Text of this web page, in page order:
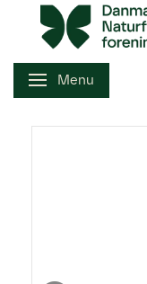
Skifte navigation
Menu